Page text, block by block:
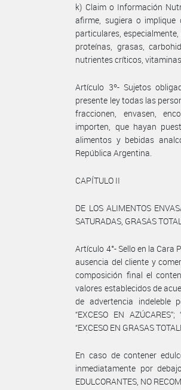
k) Claim o Información
afirme, sugiera o implique
particulares,
proteínas, grasas,
nutrientes críticos,
Artículo 3º- Sujetos
presente ley todas las
fraccionen, envasen,
importen, que hayan
alimentos y bebidas
República Argentina.
CAPÍTULO II
DE LOS ALIMENTOS
SATURADAS, GRASAS
Artículo 4°- Sello en la Cara
ausencia del cliente y
composición final el
valores establecidos de
de advertencia indeleble
“EXCESO EN AZÚCARES”;
“EXCESO EN GRASAS
En caso de contener
inmediatamente por
EDULCORANTES, NO